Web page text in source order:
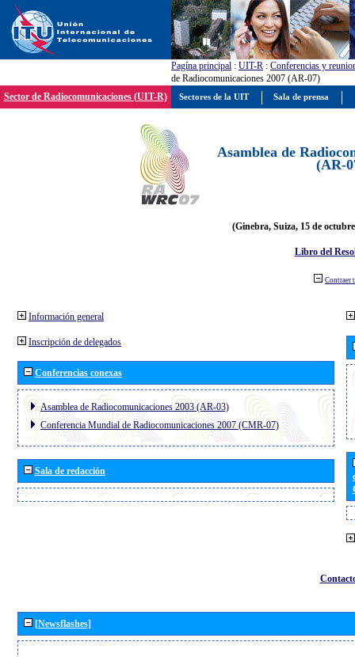
Pagína principal : UIT-R : Conferencias y
de Radiocomunicaciones 2007 (AR-07)
Sector de Radiocomunicaciones (UIT-R)
Asamblea de
(AR-
(Ginebra, Suiza, 15 de
Libro del
Contraer
Información general
Inscripción de delegados
Conferencias conexas
Asamblea de Radiocomunicaciones 2003 (AR-03)
Conferencia Mundial de Radiocomunicaciones 2007 (CMR-07)
Sala de redacción
[Newsflashes]
Sectores de la UIT Sala de prensa